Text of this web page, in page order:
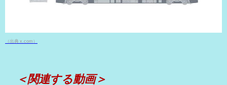
（出典 x.com）
＜関連する動画＞